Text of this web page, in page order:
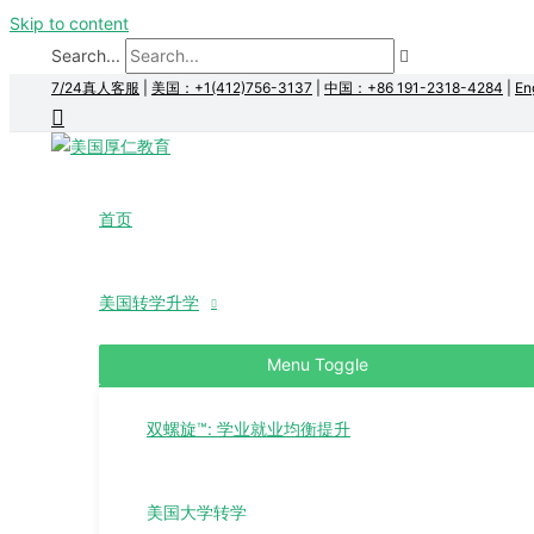
Skip to content
Search...
7/24真人客服 美国：+1(412)756-3137 中国：+86 191-2318-4284
首页
美国转学升学
Menu Toggle
双螺旋™: 学业就业均衡提升
美国大学转学